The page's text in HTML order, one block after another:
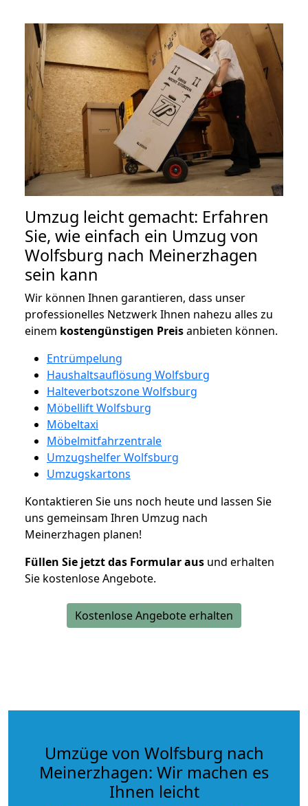
Umzug leicht gemacht: Erfahren
Sie, wie einfach ein Umzug von
Wolfsburg nach Meinerzhagen
sein kann
Wir können Ihnen garantieren, dass unser
professionelles Netzwerk Ihnen nahezu alles zu
einem kostengünstigen Preisanbieten können.
Entrümpelung
Haushaltsauflösung Wolfsburg
Halteverbotszone Wolfsburg
Möbellift Wolfsburg
Möbeltaxi
Möbelmitfahrzentrale
Umzugshelfer Wolfsburg
Umzugskartons
Kontaktieren Sie uns noch heute und lassen Sie
uns gemeinsam Ihren Umzug nach
Meinerzhagen planen!
Füllen Sie jetzt das Formular aus und erhalten
Sie kostenlose Angebote.
Kostenlose Angebote erhalten
Umzüge von Wolfsburg nach
Meinerzhagen: Wir machen es
Ihnen leicht